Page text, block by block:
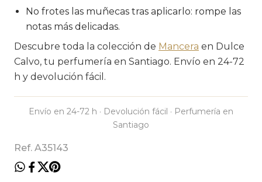
No frotes las muñecas tras aplicarlo: rompe las
notas más delicadas.
Descubre toda la colección de Mancera en Dulce
Calvo, tu perfumería en Santiago. Envío en 24-72
h y devolución fácil.
Envío en 24-72 h · Devolución fácil · Perfumería en
Santiago
Ref. A35143